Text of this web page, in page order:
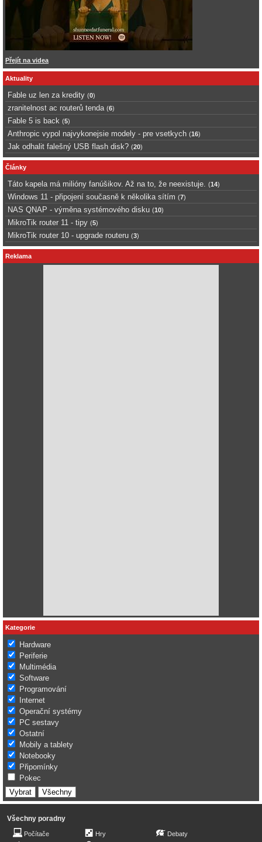
Přejít na videa
Aktuality
Fable uz len za kredity (0)
zranitelnost ac routerů tenda (6)
Fable 5 is back (5)
Anthropic vypol najvykonejsie modely - pre vsetkych (16)
Jak odhalit falešný USB flash disk? (20)
Články
Táto kapela má milióny fanúšikov. Až na to, že neexistuje. (14)
Windows 11 - připojení současně k několika sítím (7)
NAS QNAP - výměna systémového disku (10)
MikroTik router 11 - tipy (5)
MikroTik router 10 - upgrade routeru (3)
Reklama
Kategorie
Hardware
Periferie
Multimédia
Software
Programování
Internet
Operační systémy
PC sestavy
Ostatní
Mobily a tablety
Notebooky
Připomínky
Pokec
Všechny poradny
Počítače Hry Debaty